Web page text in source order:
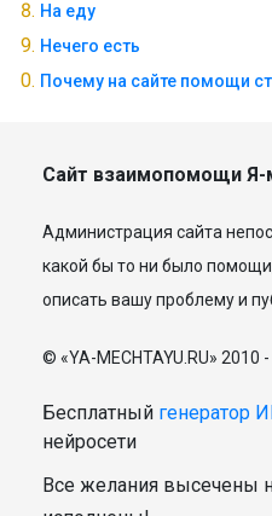
На еду
Нечего есть
Почему на сайте помощи
Сайт взаимопомощи Я-
Администрация сайта
какой бы то ни было
описать вашу проблему и
© «YA-MECHTAYU.RU» 2010
Бесплатный генератор
нейросети
Все желания высечены